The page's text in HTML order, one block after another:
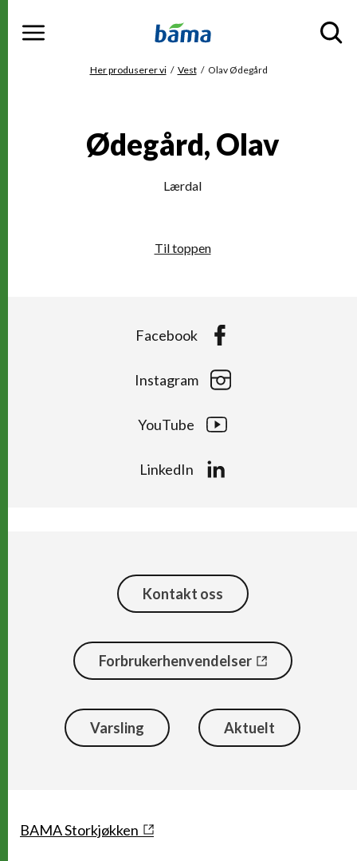
Meny
Du er herHer produserer vi Vest Olav Ødegård
Ødegård, Olav
Lærdal
Til toppen
Facebook
Instagram
YouTube
LinkedIn
Kontakt oss
Forbrukerhenvendelser
Varsling Aktuelt
Snarveier
BAMA Storkjøkken